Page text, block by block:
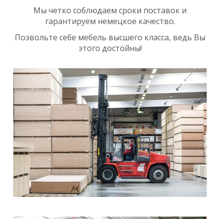
Мы четко соблюдаем сроки поставок и
гарантируем немецкое качество.
Позвольте себе мебель высшего класса, ведь Вы
этого достойны!